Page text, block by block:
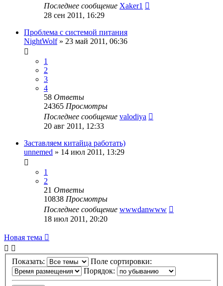
Последнее сообщение Xaker1
28 сен 2011, 16:29
Проблема с системой питания
NightWolf» 23 май 2011, 06:36
1
2
3
4
58 Ответы
24365 Просмотры
Последнее сообщение valodiya
20 авг 2011, 12:33
Заставляем китайца работать)
unnemed » 14 июл 2011, 13:29
1
2
21 Ответы
10838 Просмотры
Последнее сообщение wwwdanwww
18 июл 2011, 20:20
Новая тема
Показать:
Поле сортировки:
Порядок: